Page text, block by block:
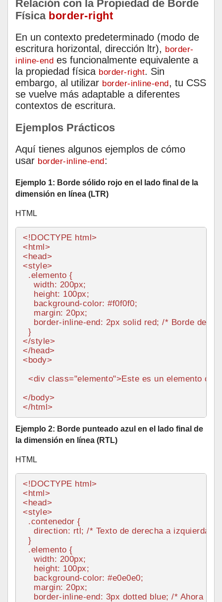
Relación con la Propiedad de Borde
Física border-right
En un contexto predeterminado (modo de
escritura horizontal, dirección ltr), border-
inline-end es funcionalmente equivalente a
la propiedad física border-right. Sin
embargo, al utilizar border-inline-end, tu CSS
se vuelve más adaptable a diferentes
contextos de escritura.
Ejemplos Prácticos
Aquí tienes algunos ejemplos de cómo
usar border-inline-end:
Ejemplo 1: Borde sólido rojo en el lado final de la
dimensión en línea (LTR)
HTML
<!DOCTYPE html>
<html>
<head>
<style>
.elemento {
width: 200px;
height: 100px;
background-color: #f0f0f0;
margin: 20px;
border-inline-end: 2px solid red; /* Borde
</style>
</head>
<body>
<div class="elemento">Este es un elemento
</body>
</html>
Ejemplo 2: Borde punteado azul en el lado final de
la dimensión en línea (RTL)
HTML
<!DOCTYPE html>
<html>
<head>
<style>
.contenedor {
direction: rtl; /* Texto de derecha a izquierda */
  }
.elemento {
width: 200px;
height: 100px;
background-color: #e0e0e0;
margin: 20px;
border-inline-end: 3px dotted blue; /* Ahora el